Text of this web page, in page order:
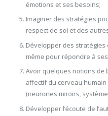
émotions et ses besoins;
Imaginer des stratégies
respect de soi et des
Développer des
même pour répondre à
Avoir quelques notions de
affectif du cerveau
(neurones miroirs,
Développer l’écoute de